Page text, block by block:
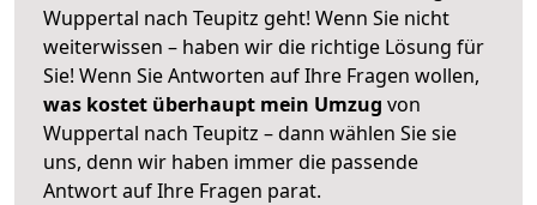
Wuppertal nach Teupitz geht! Wenn Sie nicht
weiterwissen – haben wir die richtige Lösung für
Sie! Wenn Sie Antworten auf Ihre Fragen wollen,
was kostet überhaupt mein Umzug von
Wuppertal nach Teupitz – dann wählen Sie sie
uns, denn wir haben immer die passende
Antwort auf Ihre Fragen parat.